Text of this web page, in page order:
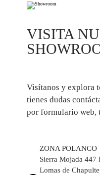
VISITA
Visítanos y explora
tienes dudas
por formulario web,
ZONA POLANCO
Sierra Mojada 447
Lomas de